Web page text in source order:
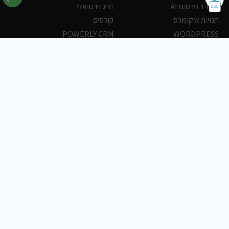
משרד פרסום AI
חנויות איקומרס
WORDPRESS
נציג וירטואלי
קורסים
POWERLY CRM